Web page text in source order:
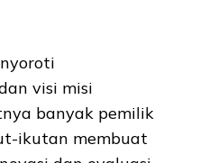
visi misi
banyak pemilik
ikutan membuat